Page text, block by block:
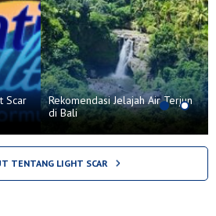
Scar
Rekomendasi Jelajah Air Terjun
di Bali
TENTANG LIGHT SCAR